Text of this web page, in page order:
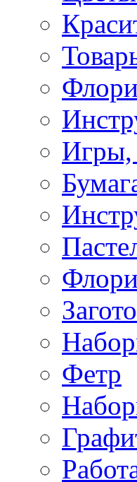
Игры,
Фетр